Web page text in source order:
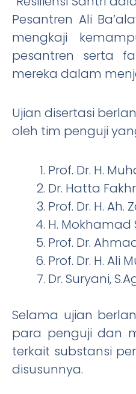
Pesantren Ali
mengkaji
pesantren serta
mereka dalam
Ujian disertasi
oleh tim penguji
Prof. Dr. H.
Dr. Hatta
Prof. Dr. H.
H. Mokhamad
Prof. Dr.
Prof. Dr. H. Ali
Dr. Suryani,
Selama ujian
para penguji dan
terkait substansi
disusunnya.